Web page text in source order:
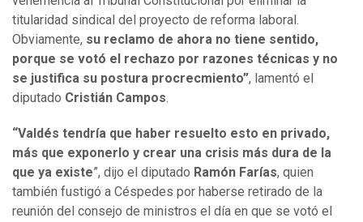
titularidad sindical del proyecto de reforma laboral.
Obviamente, su reclamo de ahora no tiene sentido,
porque se votó el rechazo por razones técnicas y no
se justifica su postura procrecmiento”, lamentó el
diputado Cristián Campos.
“Valdés tendría que haber resuelto esto en privado,
más que exponerlo y crear una crisis más dura de la
que ya existe”, dijo el diputado Ramón Farías, quien
también fustigó a Céspedes por haberse retirado de la
reunión del consejo de ministros el día en que se votó el